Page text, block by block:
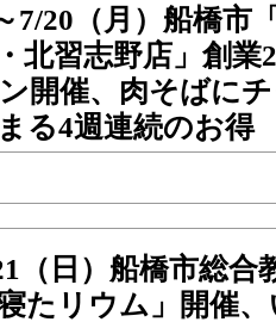
7/20（月）船橋市
北習志野店」創業
開催、肉そばに
る4週連続のお得
（日）船橋市総合
たリウム」開催